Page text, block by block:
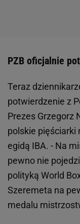
PZB oficjalnie
Teraz
potwierdzenie z
Prezes Grzegorz
polskie pięściarki
egidą IBA. - Na
pewno nie
polityką World
Szeremeta na
medalu